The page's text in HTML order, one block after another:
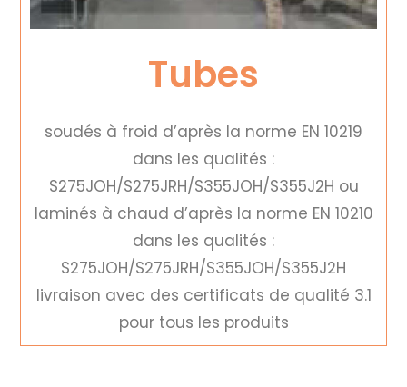
Tubes
soudés à froid d’après la norme EN 10219
dans les qualités :
S275JOH/S275JRH/S355JOH/S355J2H ou
laminés à chaud d’après la norme EN 10210
dans les qualités :
S275JOH/S275JRH/S355JOH/S355J2H
livraison avec des certificats de qualité 3.1
pour tous les produits